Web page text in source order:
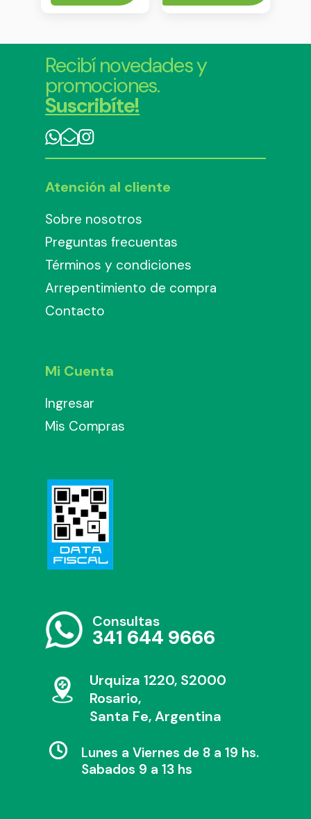
Recibí novedades y
promociones.
Suscribíte!
Atención al cliente
Sobre nosotros
Preguntas frecuentas
Términos y condiciones
Arrepentimiento de compra
Contacto
Mi Cuenta
Ingresar
Mis Compras
Consultas
341 644 9666
Urquiza 1220, S2000
Rosario,
Santa Fe, Argentina
Lunes a Viernes de 8 a 19 hs.
Sabados 9 a 13 hs